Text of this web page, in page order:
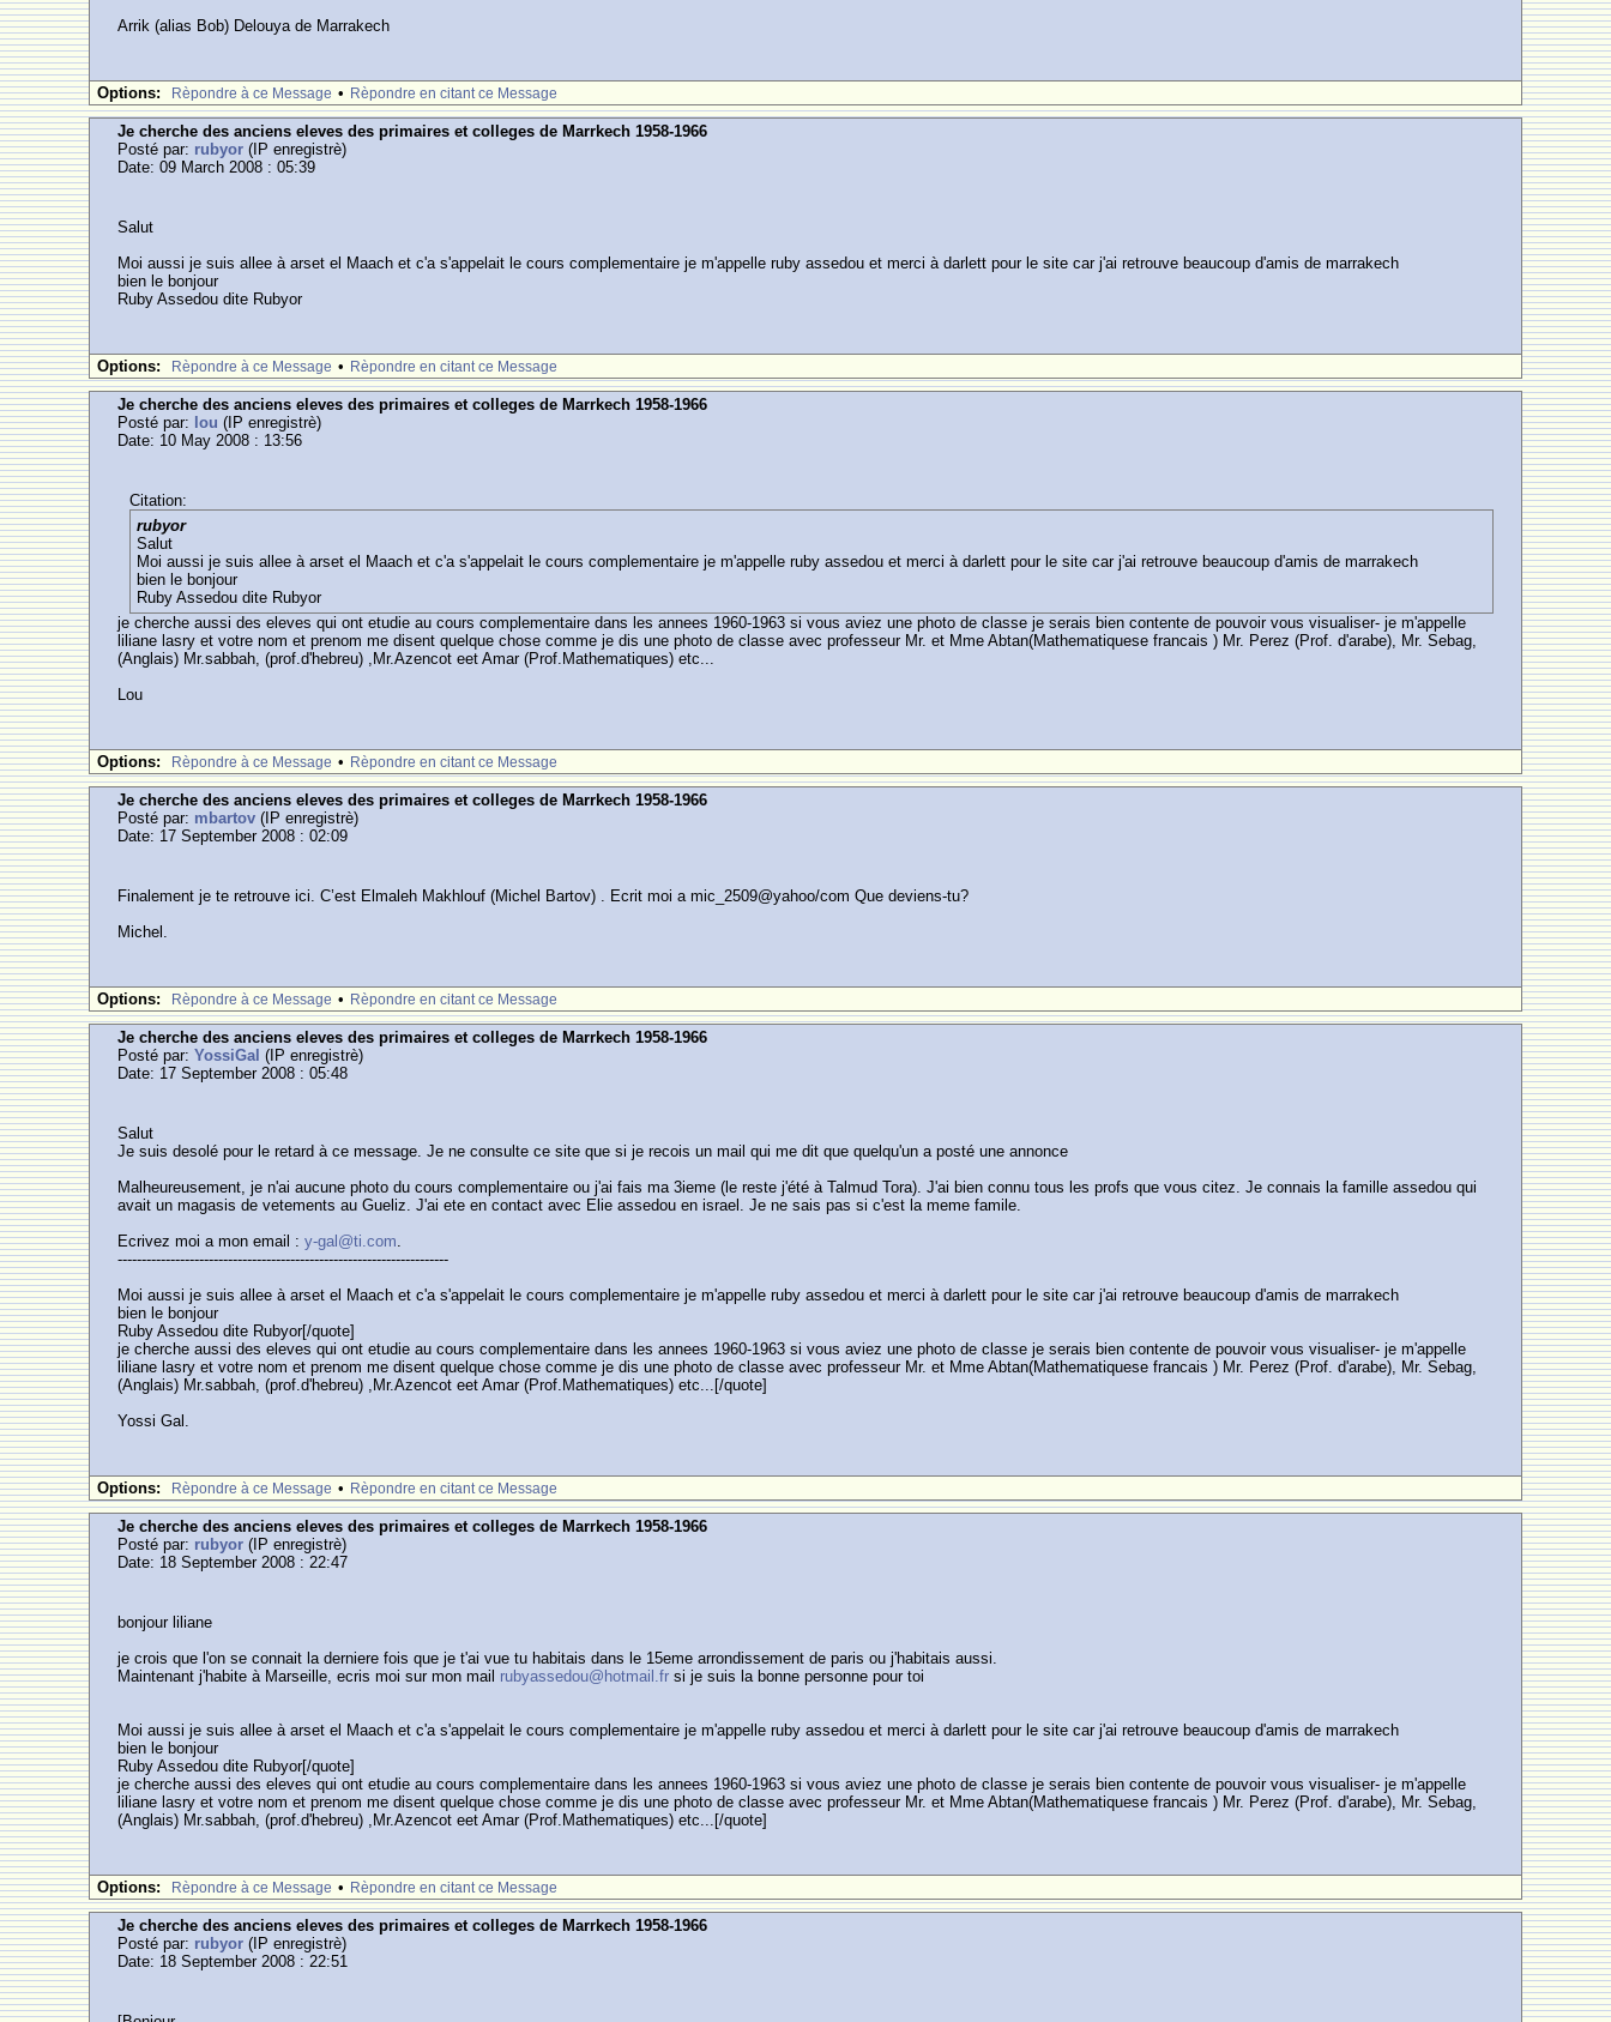
Arrik (alias Bob) Delouya de Marrakech
Options: Rèpondre à ce Message • Rèpondre en citant ce Message
Je cherche des anciens eleves des primaires et colleges de Marrkech 1958-1966
Posté par: rubyor (IP enregistrè)
Date: 09 March 2008 : 05:39
Salut
Moi aussi je suis allee à arset el Maach et c'a s'appelait le cours complementaire je m'appelle ruby assedou et merci à darlett pour le site car j'ai retrouve beaucoup d'amis de marrakech
bien le bonjour
Ruby Assedou dite Rubyor
Options: Rèpondre à ce Message • Rèpondre en citant ce Message
Je cherche des anciens eleves des primaires et colleges de Marrkech 1958-1966
Posté par: lou (IP enregistrè)
Date: 10 May 2008 : 13:56
Citation:
rubyor
Salut
Moi aussi je suis allee à arset el Maach et c'a s'appelait le cours complementaire je m'appelle ruby assedou et merci à darlett pour le site car j'ai retrouve beaucoup d'amis de marrakech
bien le bonjour
Ruby Assedou dite Rubyor
je cherche aussi des eleves qui ont etudie au cours complementaire dans les annees 1960-1963 si vous aviez une photo de classe je serais bien contente de pouvoir vous visualiser- je m'appelle
liliane lasry et votre nom et prenom me disent quelque chose comme je dis une photo de classe avec professeur Mr. et Mme Abtan(Mathematiquese francais ) Mr. Perez (Prof. d'arabe), Mr. Sebag,
(Anglais) Mr.sabbah, (prof.d'hebreu) ,Mr.Azencot eet Amar (Prof.Mathematiques) etc...
Lou
Options: Rèpondre à ce Message • Rèpondre en citant ce Message
Je cherche des anciens eleves des primaires et colleges de Marrkech 1958-1966
Posté par: mbartov (IP enregistrè)
Date: 17 September 2008 : 02:09
Finalement je te retrouve ici. C’est Elmaleh Makhlouf (Michel Bartov) . Ecrit moi a mic_2509@yahoo/com Que deviens-tu?
Michel.
Options: Rèpondre à ce Message • Rèpondre en citant ce Message
Je cherche des anciens eleves des primaires et colleges de Marrkech 1958-1966
Posté par:YossiGal (IP enregistrè)
Date: 17 September 2008 : 05:48
Salut
Je suis desolé pour le retard à ce message. Je ne consulte ce site que si je recois un mail qui me dit que quelqu'un a posté une annonce
Malheureusement, je n'ai aucune photo du cours complementaire ou j'ai fais ma 3ieme (le reste j'été à Talmud Tora). J'ai bien connu tous les profs que vous citez. Je connais la famille assedou qui
avait un magasis de vetements au Gueliz. J'ai ete en contact avec Elie assedou en israel. Je ne sais pas si c'est la meme famile.
Ecrivez moi a mon email :y-gal@ti.com.
---------------------------------------------------------------------
Moi aussi je suis allee à arset el Maach et c'a s'appelait le cours complementaire je m'appelle ruby assedou et merci à darlett pour le site car j'ai retrouve beaucoup d'amis de marrakech
bien le bonjour
Ruby Assedou dite Rubyor[/quote]
je cherche aussi des eleves qui ont etudie au cours complementaire dans les annees 1960-1963 si vous aviez une photo de classe je serais bien contente de pouvoir vous visualiser- je m'appelle
liliane lasry et votre nom et prenom me disent quelque chose comme je dis une photo de classe avec professeur Mr. et Mme Abtan(Mathematiquese francais ) Mr. Perez (Prof. d'arabe), Mr. Sebag,
(Anglais) Mr.sabbah, (prof.d'hebreu) ,Mr.Azencot eet Amar (Prof.Mathematiques) etc...[/quote]
Yossi Gal.
Options: Rèpondre à ce Message • Rèpondre en citant ce Message
Je cherche des anciens eleves des primaires et colleges de Marrkech 1958-1966
Posté par: rubyor (IP enregistrè)
Date: 18 September 2008 : 22:47
bonjour liliane
je crois que l'on se connait la derniere fois que je t'ai vue tu habitais dans le 15eme arrondissement de paris ou j'habitais aussi.
Maintenant j'habite à Marseille, ecris moi sur mon mail rubyassedou@hotmail.fr si je suis la bonne personne pour toi
Moi aussi je suis allee à arset el Maach et c'a s'appelait le cours complementaire je m'appelle ruby assedou et merci à darlett pour le site car j'ai retrouve beaucoup d'amis de marrakech
bien le bonjour
Ruby Assedou dite Rubyor[/quote]
je cherche aussi des eleves qui ont etudie au cours complementaire dans les annees 1960-1963 si vous aviez une photo de classe je serais bien contente de pouvoir vous visualiser- je m'appelle
liliane lasry et votre nom et prenom me disent quelque chose comme je dis une photo de classe avec professeur Mr. et Mme Abtan(Mathematiquese francais ) Mr. Perez (Prof. d'arabe), Mr. Sebag,
(Anglais) Mr.sabbah, (prof.d'hebreu) ,Mr.Azencot eet Amar (Prof.Mathematiques) etc...[/quote]
Options: Rèpondre à ce Message • Rèpondre en citant ce Message
Je cherche des anciens eleves des primaires et colleges de Marrkech 1958-1966
Posté par: rubyor (IP enregistrè)
Date: 18 September 2008 : 22:51